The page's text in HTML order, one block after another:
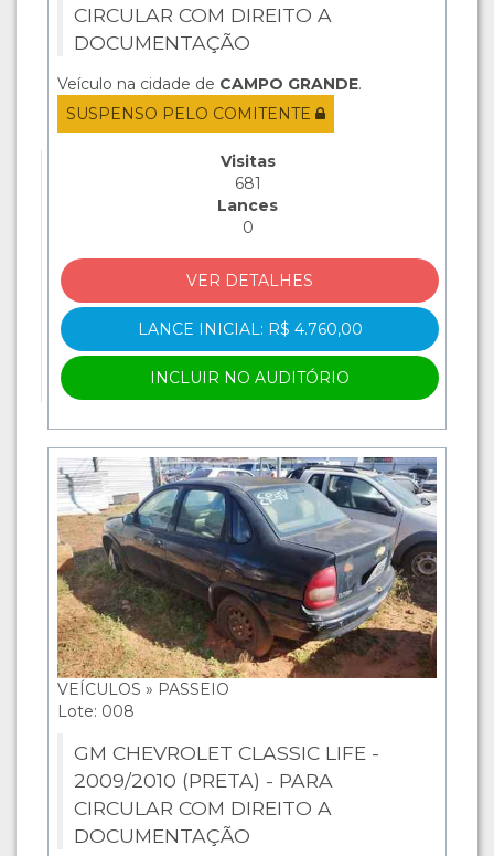
CIRCULAR COM DIREITO A
DOCUMENTAÇÃO
Veículo na cidade de CAMPO GRANDE.
SUSPENSO PELO COMITENTE
Visitas
681
Lances
0
VER DETALHES
LANCE INICIAL: R$ 4.760,00
INCLUIR NO AUDITÓRIO
VEÍCULOS » PASSEIO
Lote: 008
GM CHEVROLET CLASSIC LIFE -
2009/2010 (PRETA) - PARA
CIRCULAR COM DIREITO A
DOCUMENTAÇÃO